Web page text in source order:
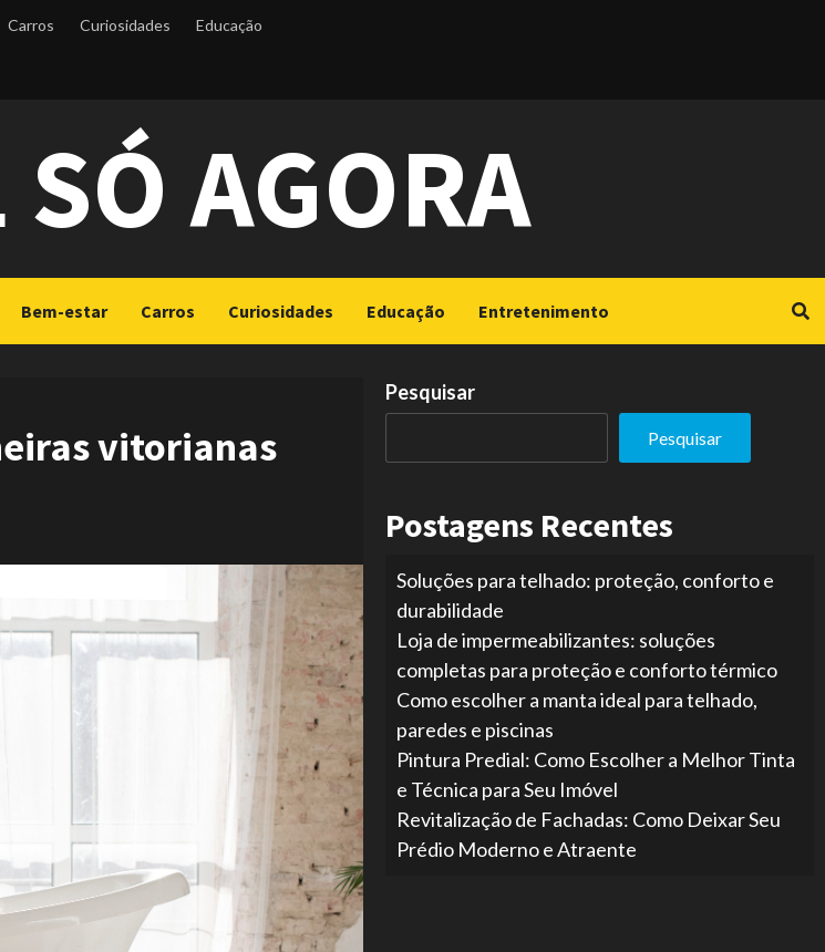
Carros Curiosidades Educação
AGORA
Bem-estar Carros Curiosidades Educação Entretenimento
vitorianas
Pesquisar
Pesquisar
Postagens Recentes
Soluções para telhado: proteção, conforto e
durabilidade
Loja de impermeabilizantes: soluções
completas para proteção e conforto térmico
Como escolher a manta ideal para telhado,
paredes e piscinas
Pintura Predial: Como Escolher a Melhor Tinta
e Técnica para Seu Imóvel
Revitalização de Fachadas: Como Deixar Seu
Prédio Moderno e Atraente